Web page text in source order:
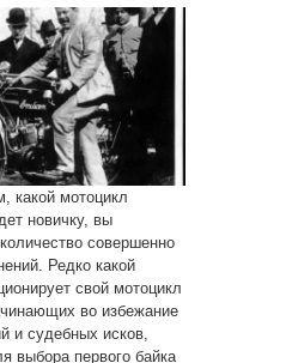
какой мотоцикл
новичку, вы
совершенно
Редко какой
свой мотоцикл
во избежание
и судебных исков,
выбора первого байка